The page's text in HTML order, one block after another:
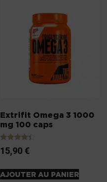
Extrifit Omega 3 1000
mg 100 caps
Note
4.20
15,90 €
AJOUTER AU PANIER